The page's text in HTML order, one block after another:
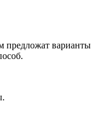
предложат варианты